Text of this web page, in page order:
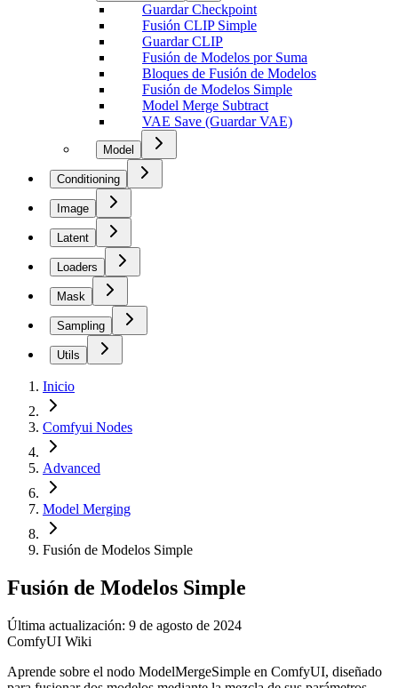
Guardar Checkpoint
Fusión CLIP Simple
Guardar CLIP
Fusión de Modelos por Suma
Bloques de Fusión de Modelos
Fusión de Modelos Simple
Model Merge Subtract
VAE Save (Guardar VAE)
Model
Conditioning
Image
Latent
Loaders
Mask
Sampling
Utils
Inicio
Comfyui Nodes
Advanced
Model Merging
Fusión de Modelos Simple
Fusión de Modelos Simple
Última actualización: 9 de agosto de 2024
ComfyUI Wiki
Aprende sobre el nodo ModelMergeSimple en ComfyUI, diseñado